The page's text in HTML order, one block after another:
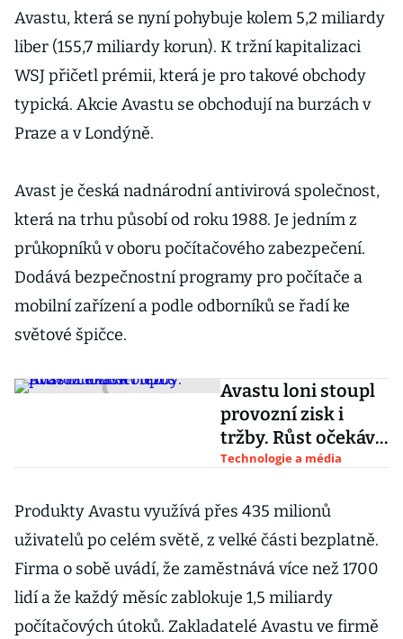
Avastu, která se nyní pohybuje kolem 5,2 miliardy
liber (155,7 miliardy korun). K tržní kapitalizaci
WSJ přičetl prémii, která je pro takové obchody
typická. Akcie Avastu se obchodují na burzách v
Praze a v Londýně.
Avast je česká nadnárodní antivirová společnost,
která na trhu působí od roku 1988. Je jedním z
průkopníků v oboru počítačového zabezpečení.
Dodává bezpečnostní programy pro počítače a
mobilní zařízení a podle odborníků se řadí ke
světové špičce.
Avastu loni stoupl
provozní zisk i
tržby. Růst očekává
i letos
Technologie a média
Produkty Avastu využívá přes 435 milionů
uživatelů po celém světě, z velké části bezplatně.
Firma o sobě uvádí, že zaměstnává více než 1700
lidí a že každý měsíc zablokuje 1,5 miliardy
počítačových útoků. Zakladatelé Avastu ve firmě